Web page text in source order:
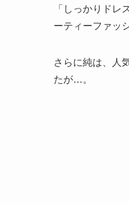
「しっかりド
ーティーファッ
さらに純は、人
たが…。